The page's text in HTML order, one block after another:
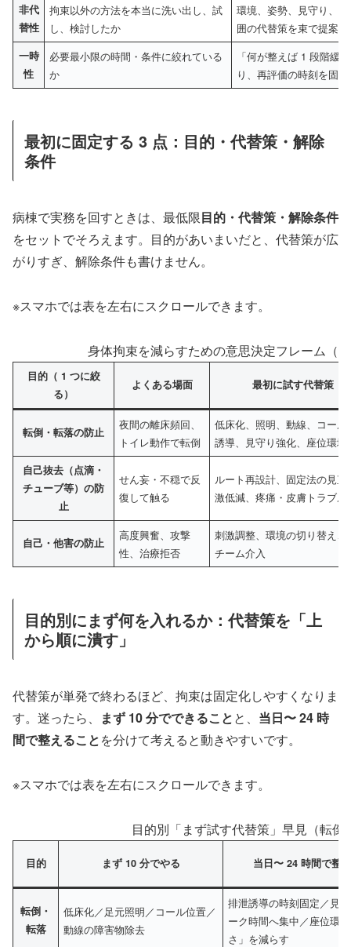
非代
替性
拘束以外の方法を本当に洗い出し、試
し、検討したか
環境、姿勢、見守り、
囲の代替策を束で提案
一時
性
必要最小限の時間・条件に絞れている
か
「何が整えば 1 段階緩
り、再評価の時刻を固
最初に固定する 3 点：目的・代替策・解除
条件
病棟で実務を回すときは、最低限目的・代替策・解除条件
をセットでそろえます。目的があいまいだと、代替策が広
がりすぎ、解除条件も書けません。
※スマホでは表を左右にスクロールできます。
身体拘束を減らすための意思決定フレーム
目的（ 1 つに絞
る）
よくある場面 最初に試す代替策（
転倒・転落の防止
夜間の離床頻回、
トイレ動作で転倒
低床化、照明、動線、コール
誘導、見守り強化、座位環境
自己抜去（点滴・
チューブ等）の防
止
せん妄・不穏で反
復して触る
ルート再設計、固定法の見
激低減、疼痛・皮膚トラブル
自己・他害の防止
高度興奮、攻撃
性、治療拒否
刺激調整、環境の切り替え、
チーム介入
目的別にまず何を入れるか：代替策を「上
から順に潰す」
代替策が単発で終わるほど、拘束は固定化しやすくなりま
す。迷ったら、
まず 10 分でできることと、 当日〜 24 時
間で整えることを分けて考えると動きやすいです。
※スマホでは表を左右にスクロールできます。
目的別「まず試す代替策」早見（転倒
目的 まず 10 分でやる 当日〜 24 時間で整
転倒・
転落
低床化／足元照明／コール位置／
動線の障害物除去
排泄誘導の時刻固定／見
ーク時間へ集中／座位環
さ」を減らす